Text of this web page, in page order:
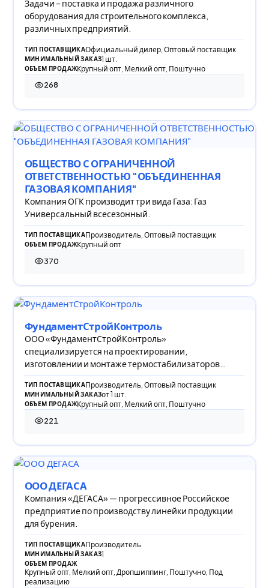
Задачи – поставка и продажа различного
оборудования для строительного комплекса,
различных предприятий.
ТИП ПОСТАВЩИКАОфициальный дилер, Оптовый поставщик
МИНИМАЛЬНЫЙ ЗАКАЗ1 шт.
ОБЪЕМ ПРОДАЖКрупный опт, Мелкий опт, Поштучно
268
268 просмотров
ОБЩЕСТВО С ОГРАНИЧЕННОЙ
ОТВЕТСТВЕННОСТЬЮ "ОБЪЕДИНЕННАЯ
ГАЗОВАЯ КОМПАНИЯ"
Компания ОГК производит три вида Газа: Газ
Универсальный всесезонный.
ТИП ПОСТАВЩИКАПроизводитель, Оптовый поставщик
ОБЪЕМ ПРОДАЖКрупный опт
370
370 просмотров
ФундаментСтройКонтроль
ООО «ФундаментСтройКонтроль»
специализируется на проектировании,
изготовлении и монтаже термостабилизаторов
грунта и систем геотехнического
ТИП ПОСТАВЩИКАПроизводитель, Оптовый поставщик
МИНИМАЛЬНЫЙ ЗАКАЗот 1 шт.
ОБЪЕМ ПРОДАЖКрупный опт, Мелкий опт, Поштучно
221
221 просмотр
ООО ДЕГАСА
Компания «ДЕГАСА» — прогрессивное Российское
предприятие по производству линейки продукции
для бурения.
ТИП ПОСТАВЩИКАПроизводитель
МИНИМАЛЬНЫЙ ЗАКАЗ1
ОБЪЕМ ПРОДАЖ
Крупный опт, Мелкий опт, Дропшиппинг, Поштучно, Под
реализацию